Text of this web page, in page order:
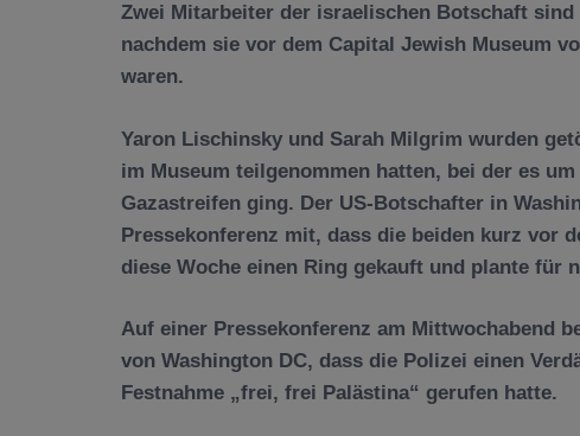
Zwei Mitarbeiter der israelischen Botschaft
nachdem sie vor dem Capital Jewish Museum
waren.
Yaron Lischinsky und Sarah Milgrim wurden
im Museum teilgenommen hatten, bei der es
Gazastreifen ging. Der US-Botschafter in
Pressekonferenz mit, dass die beiden kurz vor
diese Woche einen Ring gekauft und plante für
Auf einer Pressekonferenz am Mittwochabend
von Washington DC, dass die Polizei einen
Festnahme „frei, frei Palästina“ gerufen hatte.